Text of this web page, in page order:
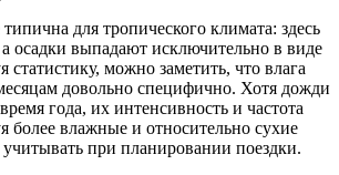
типична для тропического климата: здесь
осадки выпадают исключительно в виде
можно заметить, что влага
довольно специфично. Хотя дожди
года, их интенсивность и частота
более влажные и относительно сухие
при планировании поездки.